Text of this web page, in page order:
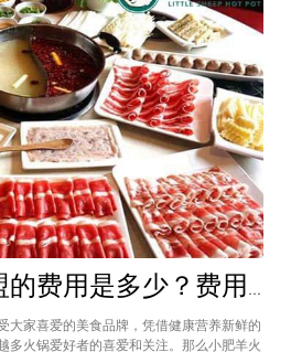
小肥羊火锅加盟的费用是多少？费用标准如下看你是否符合加盟资格
大家喜爱的美食品牌，凭借健康营养新鲜的
多火锅爱好者的喜爱和关注。那么小肥羊火